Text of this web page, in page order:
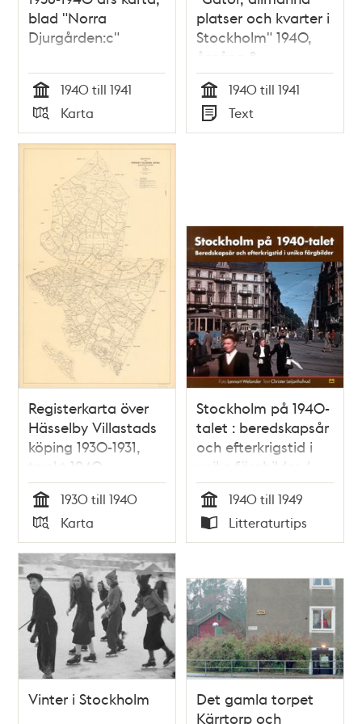
blad "Norra
Djurgården:c"
Tid
1940 till 1941
Typ
Karta
platser och kvarter i
Stockholm" 1940,
årgång 8
Tid
1940 till 1941
Typ
Text
Registerkarta över
Hässelby Villastads
köping 1930-1931,
tryckt 1940
Tid
1930 till 1940
Typ
Karta
Stockholm på 1940-
talet : beredskapsår
och efterkrigstid i
unika färgbilder /
Lennart Welander
(foto) och Christer
Leijonhufvud (text)
Tid
1940 till 1949
Typ
Litteraturtips
Vinter i Stockholm
Det gamla torpet
Kärrtorp och